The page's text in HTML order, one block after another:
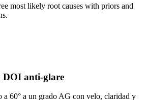
most likely root causes with priors and
DOI anti-glare
60° a un grado AG con velo, claridad y